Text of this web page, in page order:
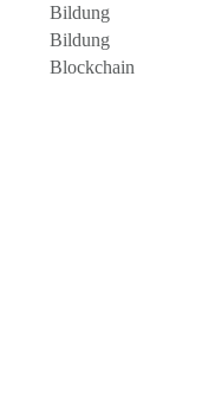
Bildung
Bildung
Blockchain